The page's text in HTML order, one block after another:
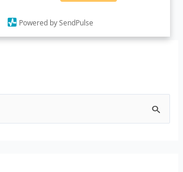
Powered by SendPulse